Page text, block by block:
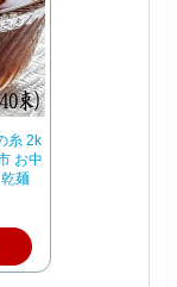
糸 2k
お中
麺